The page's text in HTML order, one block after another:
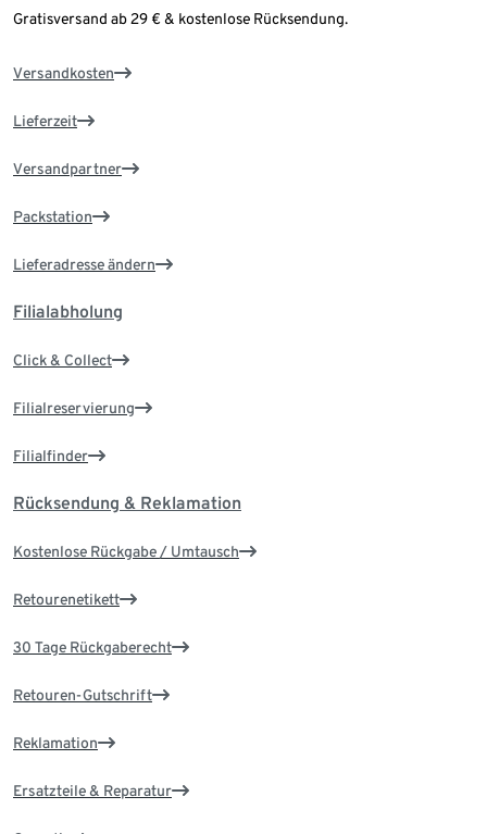
Gratisversand ab 29 € & kostenlose Rücksendung.
Versandkosten
Lieferzeit
Versandpartner
Packstation
Lieferadresse ändern
Filialabholung
Click & Collect
Filialreservierung
Filialfinder
Rücksendung & Reklamation
Kostenlose Rückgabe / Umtausch
Retourenetikett
30 Tage Rückgaberecht
Retouren-Gutschrift
Reklamation
Ersatzteile & Reparatur